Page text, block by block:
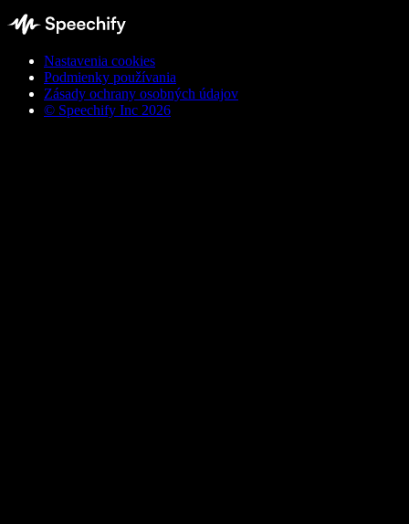
Nastavenia cookies
Podmienky používania
Zásady ochrany osobných údajov
© Speechify Inc 2026